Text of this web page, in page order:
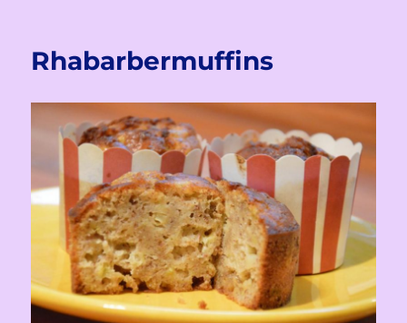
Rhabarbermuffins